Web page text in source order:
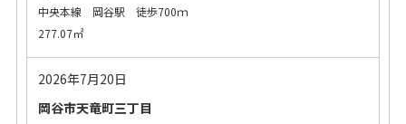
中央本線 岡谷駅 徒歩700ｍ
277.07㎡
2026年7月20日
岡谷市天竜町三丁目